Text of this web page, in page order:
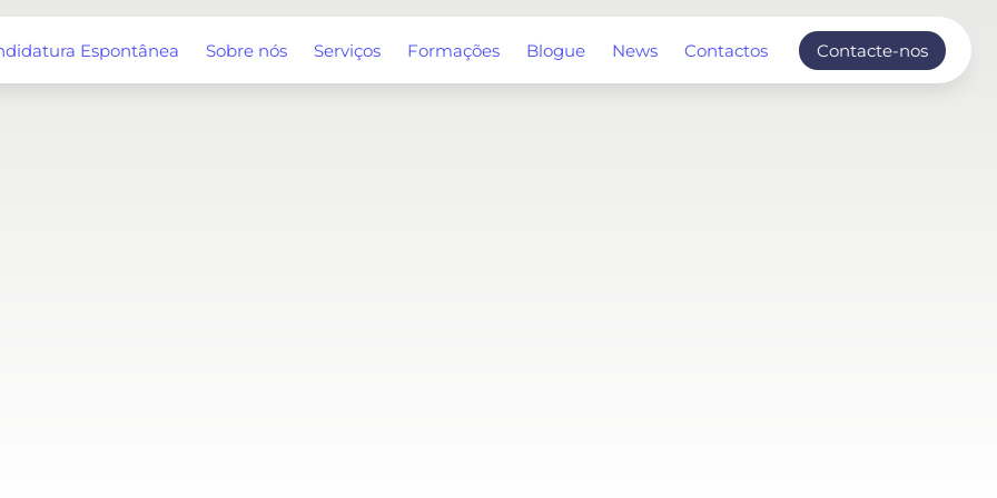
Espontânea Sobre nós Serviços Formações Blogue News Contactos Contacte-nos